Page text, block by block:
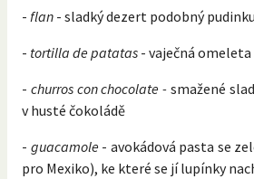
- flan - sladký dezert podobný pudinku
- tortilla de patatas - vaječná
- churros con chocolate - smažené
v husté čokoládě
- guacamole- avokádová pasta se
pro Mexiko), ke které se jí lupínky